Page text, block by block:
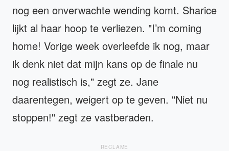
nog een onverwachte wending komt. Sharice
lijkt al haar hoop te verliezen. "I’m coming
home! Vorige week overleefde ik nog, maar
ik denk niet dat mijn kans op de finale nu
nog realistisch is," zegt ze. Jane
daarentegen, weigert op te geven. "Niet nu
stoppen!" zegt ze vastberaden.
RECLAME